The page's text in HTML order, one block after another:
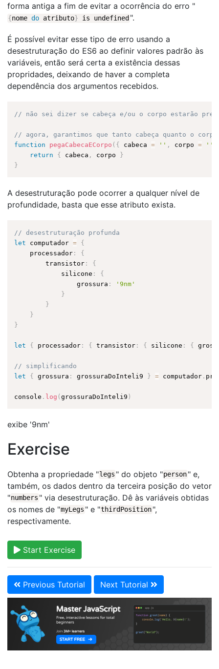
forma antiga a fim de evitar a ocorrência do erro "
{nomedo atributo} is undefined ".
É possível evitar esse tipo de erro usando a
desestruturação do ES6 ao definir valores padrão às
variáveis, então será certa a existência dessas
propridades, deixando de haver a completa
dependência dos argumentos recebidos.
// não sei dizer se cabeça e/ou o corpo estarão
// agora, garantimos que tanto cabeça quanto o
function
pegaCabecaECorpo ( { cabeca = '' , corpo = ''
return
{ cabeca , corpo }
}
A desestruturação pode ocorrer a qualquer nível de
profundidade, basta que esse atributo exista.
// desestruturação profunda
let computador = {
    processador
:
{
        transistor
:
{
            silicone
:
{
                grossura
:
'9nm'
}
}
}
}
let { processador : { transistor : { silicone : {
// simplificando
let
{ grossura : grossuraDoInteli9 } = computador .
console . log (grossuraDoInteli9 )
exibe '9nm'
Exercise
Obtenha a propriedade " legs " do objeto "person" e,
também, os dados dentro da terceira posição do vetor
"numbers " via desestruturação. Dê às variáveis obtidas
os nomes de "myLegs " e "thirdPosition",
respectivamente.
Start Exercise
Previous Tutorial Next Tutorial